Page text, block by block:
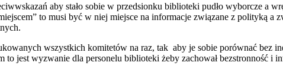
aby stało sobie w przedsionku biblioteki pudło wyborcze a
to musi być w niej miejsce na informacje związane z polityką a
wszystkich komitetów na raz, tak aby je sobie porównać bez
jest wyzwanie dla personelu biblioteki żeby zachował bezstronność i